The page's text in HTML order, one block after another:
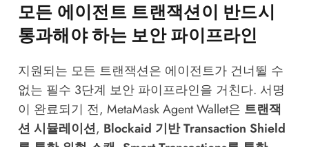
모든 에이전트 트랜잭션이 반드시
통과해야 하는 보안 파이프라인
지원되는 모든 트랜잭션은 에이전트가 건너뛸 수
없는 필수 3단계 보안 파이프라인을 거친다. 서명
이 완료되기 전, MetaMask Agent Wallet은 트랜잭
션 시뮬레이션, Blockaid 기반 Transaction Shield